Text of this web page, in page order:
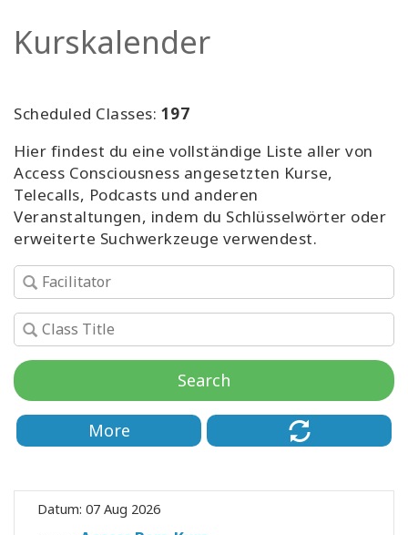
More
Neuigkeiten
KONTAKT
Kurskalender
Scheduled Classes: 197
Hier findest du eine vollständige Liste aller von
Access Consciousness angesetzten Kurse,
Telecalls, Podcasts und anderen
Veranstaltungen, indem du Schlüsselwörter oder
erweiterte Suchwerkzeuge verwendest.
Search
More
Datum: 07 Aug 2026